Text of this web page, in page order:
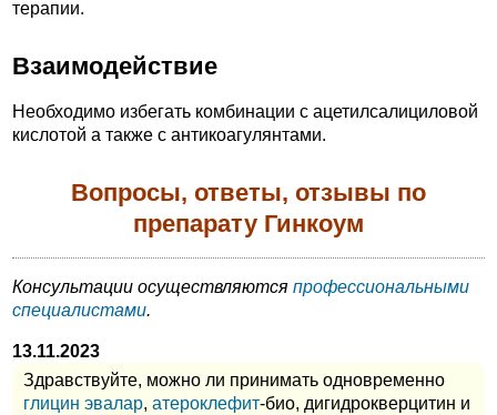
терапии.
Взаимодействие
Необходимо избегать комбинации с ацетилсалициловой
кислотой а также с антикоагулянтами.
Вопросы, ответы, отзывы по
препарату Гинкоум
Консультации осуществляются профессиональными
специалистами.
13.11.2023
Здравствуйте, можно ли принимать одновременно
глицин эвалар, атероклефит-био, дигидрокверцитин и